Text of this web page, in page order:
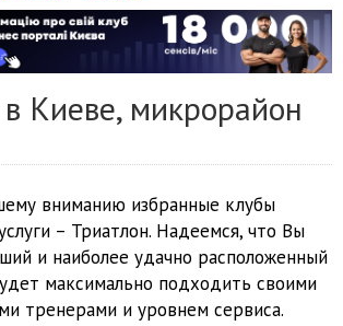
Киеве, микрорайон
вниманию избранные клубы
– Триатлон. Надеемся, что Вы
и наиболее удачно расположенный
максимально подходить своими
тренерами и уровнем сервиса.